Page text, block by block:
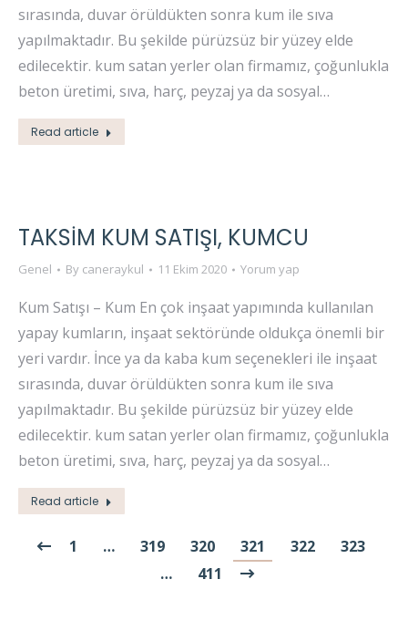
sırasında, duvar örüldükten sonra kum ile sıva
yapılmaktadır. Bu şekilde pürüzsüz bir yüzey elde
edilecektir. kum satan yerler olan firmamız, çoğunlukla
beton üretimi, sıva, harç, peyzaj ya da sosyal…
Read article
TAKSIM KUM SATIŞI, KUMCU
Genel By caneraykul 11 Ekim 2020 Yorum yap
Kum Satışı – Kum En çok inşaat yapımında kullanılan
yapay kumların, inşaat sektöründe oldukça önemli bir
yeri vardır. İnce ya da kaba kum seçenekleri ile inşaat
sırasında, duvar örüldükten sonra kum ile sıva
yapılmaktadır. Bu şekilde pürüzsüz bir yüzey elde
edilecektir. kum satan yerler olan firmamız, çoğunlukla
beton üretimi, sıva, harç, peyzaj ya da sosyal…
Read article
1 … 319 320 321 322
323
…
411